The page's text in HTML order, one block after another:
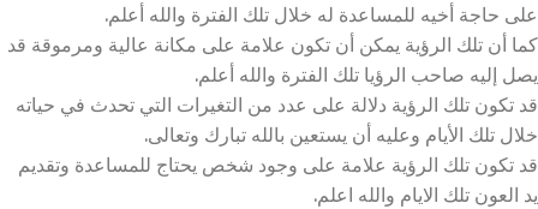
على حاجة أخيه للمساعدة له خلال تلك الفترة والله أعلم.
كما أن تلك الرؤية يمكن أن تكون علامة على مكانة عالية ومرموقة قد
يصل إليه صاحب الرؤيا تلك الفترة والله أعلم.
قد تكون تلك الرؤية دلالة على عدد من التغيرات التي تحدث في حياته
خلال تلك الأيام وعليه أن يستعين بالله تبارك وتعالى.
قد تكون تلك الرؤية علامة على وجود شخص يحتاج للمساعدة وتقديم
يد العون تلك الايام والله اعلم.